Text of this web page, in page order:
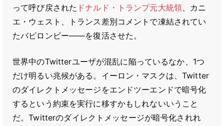
って呼び戻された ドナルド・トランプ元大統領、カニ
エ・ウェスト、トランス差別コメントで凍結されてい
たバビロンビー――を復活させた。
世界中のTwitterユーザが混乱に陥っているなか、1つ
だけ明るい兆候がある。イーロン・マスクは、Twitter
のダイレクトメッセージをエンドツーエンドで暗号化
するという約束を実行に移すかもしれないいうこと
だ。Twitterのダイレクトメッセージが暗号化されれ